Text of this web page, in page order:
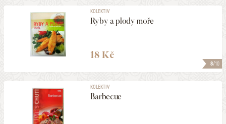
8/10
KOLEKTIV
Ryby a plody moře
18 Kč
KOLEKTIV
Barbecue